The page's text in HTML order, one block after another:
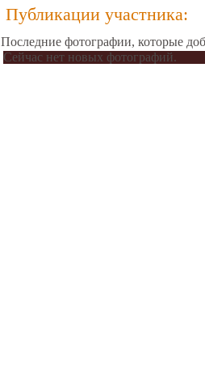
Публикации участника:
Последние фотографии, которые
Сейчас нет новых фотографий.